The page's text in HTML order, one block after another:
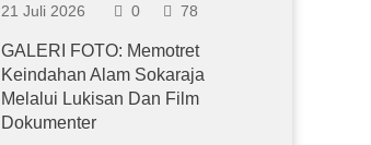
21 Juli 2026 0 78
GALERI FOTO: Memotret
Keindahan Alam Sokaraja
Melalui Lukisan Dan Film
Dokumenter